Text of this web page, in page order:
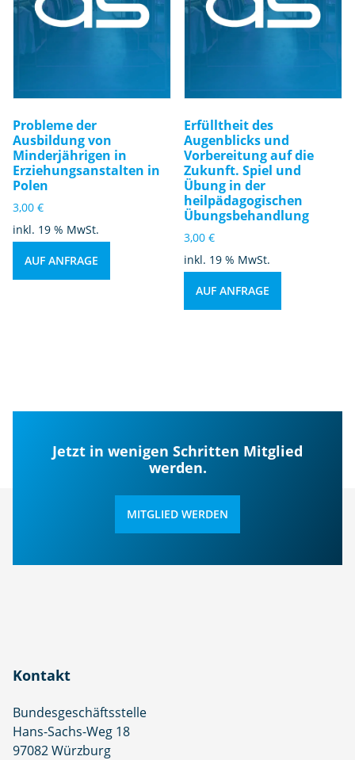
Probleme der
Ausbildung von
Minderjährigen in
Erziehungsanstalten in
Polen
3,00 €
inkl. 19 % MwSt.
AUF ANFRAGE
Erfülltheit des
Augenblicks und
Vorbereitung auf die
Zukunft. Spiel und
Übung in der
heilpädagogischen
Übungsbehandlung
3,00€
inkl. 19 % MwSt.
AUF ANFRAGE
Jetzt in wenigen Schritten Mitglied
werden.
MITGLIED WERDEN
Kontakt
Bundesgeschäftsstelle
Hans-Sachs-Weg 18
97082 Würzburg